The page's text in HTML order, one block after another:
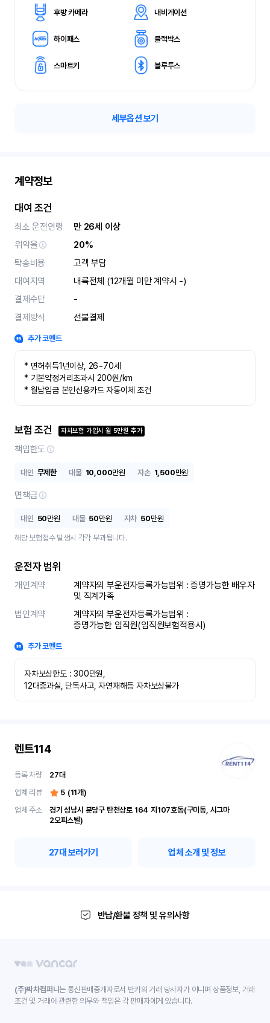
후방 카메라 내비게이션
하이패스 블랙박스
스마트키 블루투스
세부옵션 보기
계약정보
대여 조건
최소 운전연령
만 26세 이상
위약율
20%
탁송비용
고객 부담
대여지역
내륙전체 (12개월 미만 계약시 -)
결제수단
-
결제방식
선불결제
추가 코멘트
* 면허취득1년이상, 26~70세
* 기본약정거리초과시 200원/km
* 월납입금 본인신용카드 자동이체 조건
보험 조건 자차보험 가입시월 5만원 추가
책임한도
대인 무제한 대물 10,000만원 자손 1,500만원
면책금
대인 50만원 대물 50만원 자차 50만원
해당 보험접수 발생시 각각 부과됩니다.
운전자 범위
개인계약
계약자외 부운전자등록가능범위 : 증명가능한 배우자
및 직계가족
법인계약
계약자외 부운전자등록가능범위 :
증명가능한 임직원(임직원보험적용시)
추가 코멘트
자차보상한도 : 300만원,
12대중과실, 단독사고, 자연재해등 자차보상불가
렌트114
등록 차량 27대
업체 리뷰
5 (11개)
업체 주소
경기 성남시 분당구 탄천상로 164	지107호동(구미동, 시그마
2오피스텔)
27대 보러가기 업체 소개 및 정보
반납/환불 정책 및 유의사항
(주)박차컴퍼니는 통신판매중개자로서 반카의 거래 당사자가 아니며 상품정보, 거래
조건 및 거래에 관련한 의무와 책임은 각 판매자에게 있습니다.